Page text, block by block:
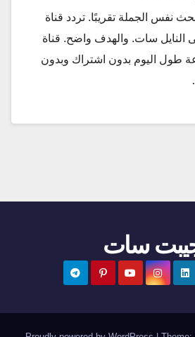
نفس الجملة تقريبًا. تردد قناة
على النايل سات. والهدف واضح. قناة
طول اليوم بدون اشتراك وبدون
سات